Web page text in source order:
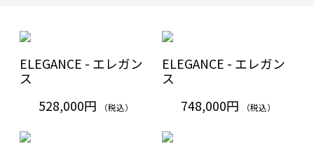
ELEGANCE - エレガン
ス
528,000円
（税込）
ELEGANCE - エレガン
ス
748,000円
（税込）